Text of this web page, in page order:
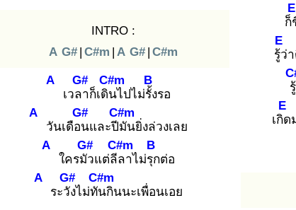
INTRO :
A G# | C#m | A G# | C#m
A
เวลา
G#
ก็เดิน
C#m
ไปไม่รั้ง
B
รอ
A
วันเดือน
G#
และปีมั
C#m
นยิ่งล่วงเลย
A
ใครมัว
G#
แต่ลีล
C#m
าไม่รุก
B
ต่อ
A
ระวัง
G#
ไม่ทัน
C#m
กินนะเพื่อนเอย
ก็
E
รู้ว่
E
เกิด
E